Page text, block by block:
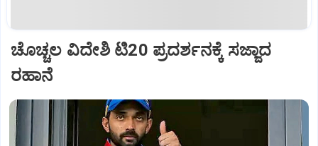
ಚೊಚ್ಚಲ ವಿದೇಶಿ ಟಿ20 ಪ್ರದರ್ಶನಕ್ಕೆ ಸಜ್ಜಾದ
ರಹಾನೆ